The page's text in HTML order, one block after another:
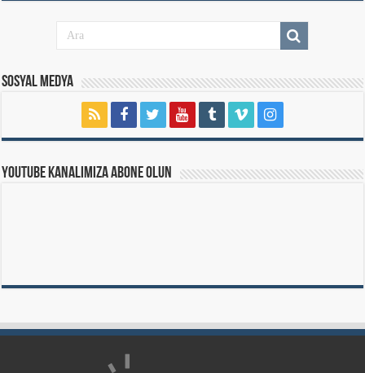
Sosyal Medya
Youtube Kanalımıza Abone Olun